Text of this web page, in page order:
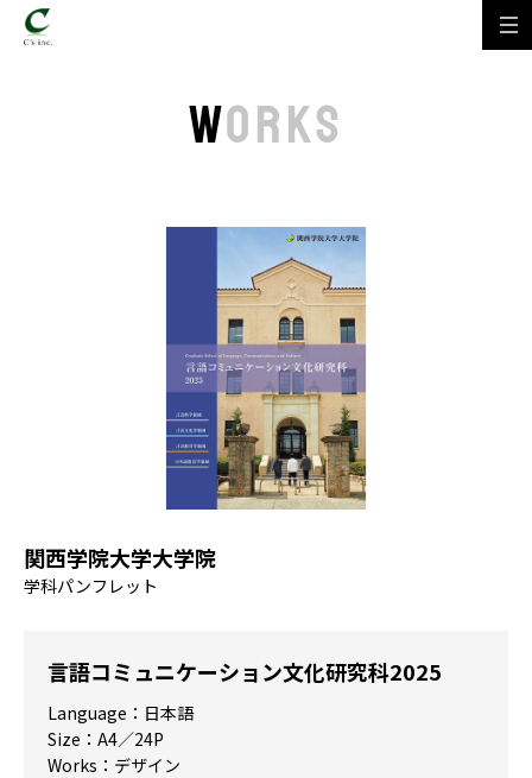
WORKS
関西学院大学大学院
学科パンフレット
言語コミュニケーション文化研究科2025
Language：日本語
Size：A4／24P
Works：デザイン